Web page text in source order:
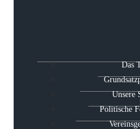
Das
Unsere
Politische